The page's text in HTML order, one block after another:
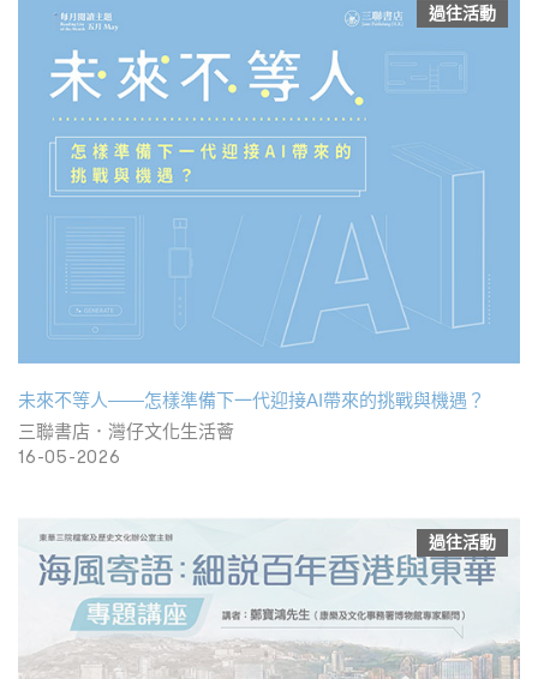
過往活動
未來不等人——怎樣準備下一代迎接AI帶來的挑戰與機遇？
三聯書店．灣仔文化生活薈
16-05-2026
過往活動